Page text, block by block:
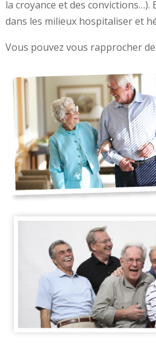
la croyance et des convictions…).
dans les milieux hospitaliser et
Vous pouvez vous rapprocher